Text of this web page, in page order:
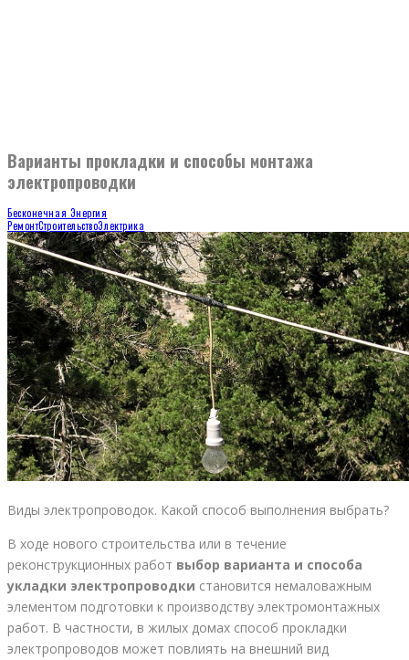
Варианты прокладки и способы монтажа
электропроводки
Бесконечная Энергия
РемонтСтроительствоЭлектрика
Виды электропроводок. Какой способ выполнения выбрать?
В ходе нового строительства или в течение
реконструкционных работ выбор варианта и способа
укладки электропроводки становится немаловажным
элементом подготовки к производству электромонтажных
работ. В частности, в жилых домах способ прокладки
электропроводов может повлиять на внешний вид